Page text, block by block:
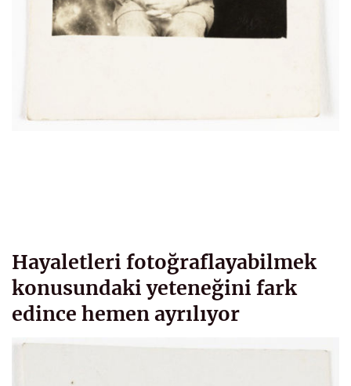
Hayaletleri fotoğraflayabilmek
konusundaki yeteneğini fark
edince hemen ayrılıyor